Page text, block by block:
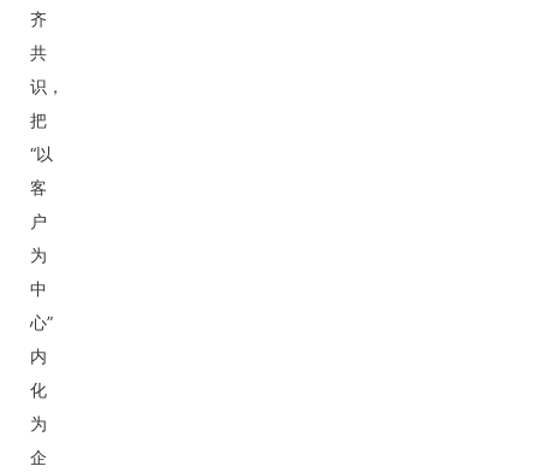
齐
共
识，
把
“以
客
户
为
中
心”
内
化
为
企